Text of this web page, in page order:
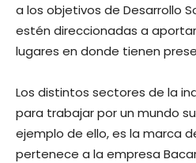
a los objetivos de Desarrollo
estén direccionadas a
lugares en donde tienen
Los distintos sectores de la
para trabajar por un mundo
ejemplo de ello, es la marca
pertenece a la empresa